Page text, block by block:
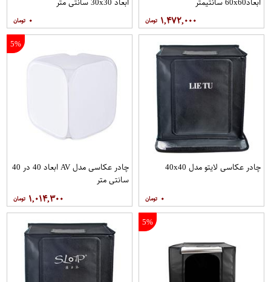
۱,۴۷۲,۰۰۰ ۰
چادر عکاسی لایتو مدل 40x40
۰
5%
چادر عکاسی مدل AV ابعاد 40 در 40
سانتی متر
۱,۰۱۴,۳۰۰
5%